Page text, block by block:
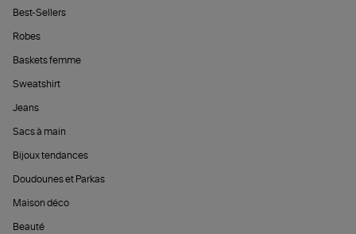
Best-Sellers
Robes
Baskets femme
Sweatshirt
Jeans
Sacs à main
Bijoux tendances
Doudounes et Parkas
Maison déco
Beauté